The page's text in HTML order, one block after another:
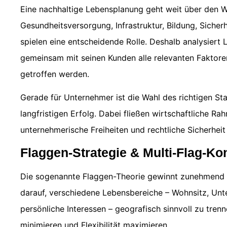
Eine nachhaltige Lebensplanung geht weit über den
Gesundheitsversorgung, Infrastruktur, Bildung,
spielen eine entscheidende Rolle. Deshalb analysiert
gemeinsam mit seinen Kunden alle relevanten
getroffen werden.
Gerade für Unternehmer ist die Wahl des richtigen
langfristigen Erfolg. Dabei fließen wirtschaftliche
unternehmerische Freiheiten und rechtliche
Flaggen-Strategie & Multi-Flag-
Die sogenannte Flaggen-Theorie gewinnt
darauf, verschiedene Lebensbereiche – Wohnsitz,
persönliche Interessen – geografisch sinnvoll zu